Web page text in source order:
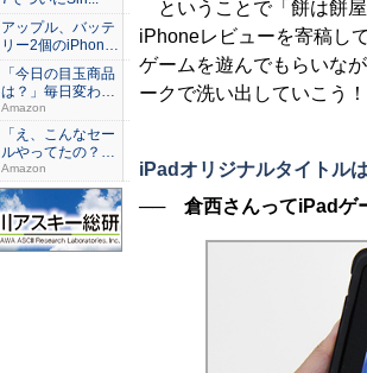
ということで「餅は餅
iPhoneレビューを寄稿し
ゲームを遊んでもらいな
ークで洗い出していこう！
iPadオリジナルタイトル
── 倉西さんってiPadゲ
アップル、バッテ
リー2個のiPhone
準...
「今日の目玉商品
は？」毎日変わる
Amaz...
Amazon
「え、こんなセー
ルやってたの？」
80％O...
Amazon